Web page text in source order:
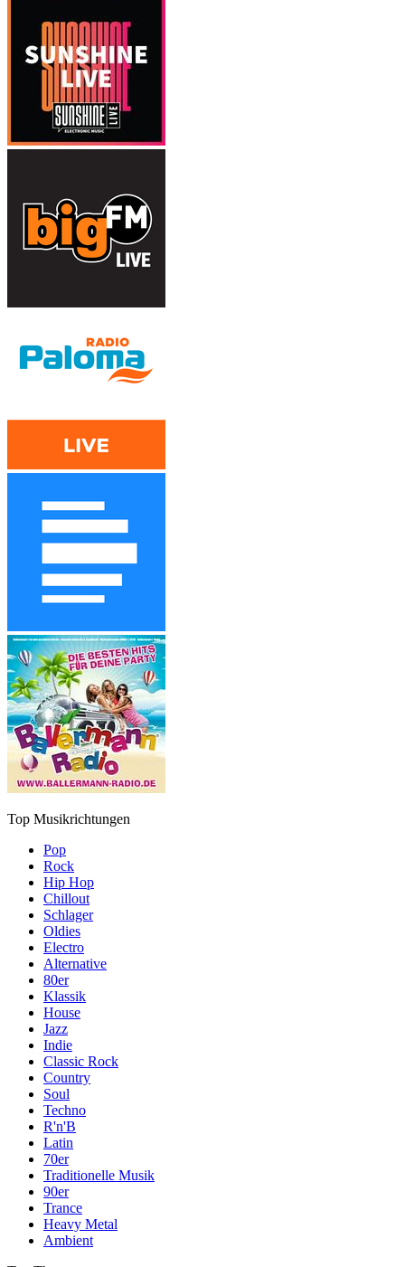
Top Musikrichtungen
Pop
Rock
Hip Hop
Chillout
Schlager
Oldies
Electro
Alternative
80er
Klassik
House
Jazz
Indie
Classic Rock
Country
Soul
Techno
R'n'B
Latin
70er
Traditionelle Musik
90er
Trance
Heavy Metal
Ambient